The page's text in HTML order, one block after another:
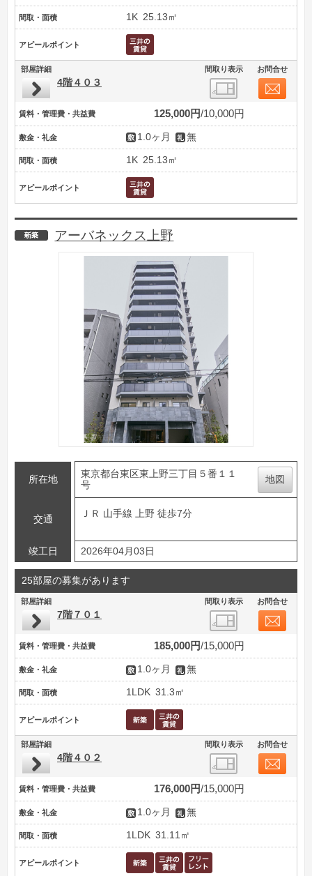
間取・面積 1K 25.13㎡
アピールポイント
部屋詳細 間取り表示 お問合せ
4階４０３
賃料・管理費・共益費 125,000円 10,000円
敷金・礼金 1.0ヶ月 無
間取・面積 1K 25.13㎡
アピールポイント
新築
アーバネックス上野
所在地
東京都台東区東上野三丁目５番１１
号
地図
交通
ＪＲ 山手線 上野 徒歩7分
竣工日 2026年04月03日
25部屋の募集があります
部屋詳細 間取り表示 お問合せ
7階７０１
賃料・管理費・共益費 185,000円 15,000円
敷金・礼金 1.0ヶ月 無
間取・面積 1LDK 31.3㎡
アピールポイント
部屋詳細 間取り表示 お問合せ
4階４０２
賃料・管理費・共益費 176,000円 15,000円
敷金・礼金 1.0ヶ月 無
間取・面積 1LDK 31.11㎡
アピールポイント